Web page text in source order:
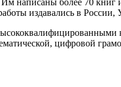
написаны более 70 книг
издавались в
цифровой